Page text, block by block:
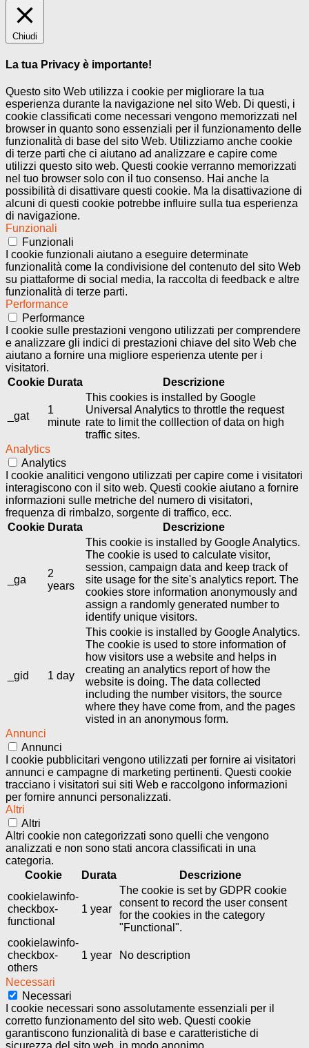
Chiudi
La tua Privacy è importante!
Questo sito Web utilizza i cookie per migliorare la tua
esperienza durante la navigazione nel sito Web. Di questi, i
cookie classificati come necessari vengono memorizzati nel
browser in quanto sono essenziali per il funzionamento delle
funzionalità di base del sito Web. Utilizziamo anche cookie
di terze parti che ci aiutano ad analizzare e capire come
utilizzi questo sito web. Questi cookie verranno memorizzati
nel tuo browser solo con il tuo consenso. Hai anche la
possibilità di disattivare questi cookie. Ma la disattivazione di
alcuni di questi cookie potrebbe influire sulla tua esperienza
di navigazione.
Funzionali
Funzionali
I cookie funzionali aiutano a eseguire determinate
funzionalità come la condivisione del contenuto del sito Web
su piattaforme di social media, la raccolta di feedback e altre
funzionalità di terze parti.
Performance
Performance
I cookie sulle prestazioni vengono utilizzati per comprendere
e analizzare gli indici di prestazioni chiave del sito Web che
aiutano a fornire una migliore esperienza utente per i
visitatori.
Cookie Durata Descrizione
_gat
1
minute
This cookies is installed by Google
Universal Analytics to throttle the request
rate to limit the colllection of data on high
traffic sites.
Analytics
Analytics
I cookie analitici vengono utilizzati per capire come i visitatori
interagiscono con il sito web. Questi cookie aiutano a fornire
informazioni sulle metriche del numero di visitatori,
frequenza di rimbalzo, sorgente di traffico, ecc.
Cookie Durata Descrizione
_ga
2
years
This cookie is installed by Google Analytics.
The cookie is used to calculate visitor,
session, campaign data and keep track of
site usage for the site's analytics report. The
cookies store information anonymously and
assign a randomly generated number to
identify unique visitors.
_gid 1 day
This cookie is installed by Google Analytics.
The cookie is used to store information of
how visitors use a website and helps in
creating an analytics report of how the
website is doing. The data collected
including the number visitors, the source
where they have come from, and the pages
visted in an anonymous form.
Annunci
Annunci
I cookie pubblicitari vengono utilizzati per fornire ai visitatori
annunci e campagne di marketing pertinenti. Questi cookie
tracciano i visitatori sui siti Web e raccolgono informazioni
per fornire annunci personalizzati.
Altri
Altri
Altri cookie non categorizzati sono quelli che vengono
analizzati e non sono stati ancora classificati in una
categoria.
Cookie
Durata
Descrizione
cookielawinfo-
checkbox-
functional
1 year
The cookie is set by GDPR cookie
consent to record the user consent
for the cookies in the category
"Functional".
cookielawinfo-
checkbox-
others
1 year No description
Necessari
Necessari
I cookie necessari sono assolutamente essenziali per il
corretto funzionamento del sito web. Questi cookie
garantiscono funzionalità di base e caratteristiche di
sicurezza del sito web, in modo anonimo.